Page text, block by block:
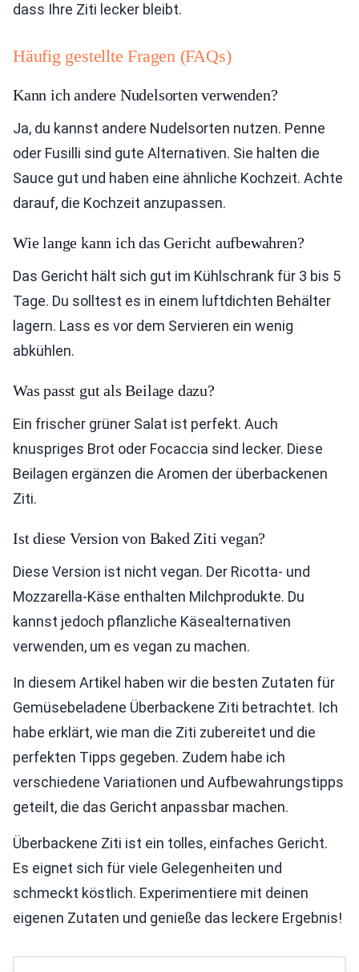
dass Ihre Ziti lecker bleibt.
Häufig gestellte Fragen (FAQs)
Kann ich andere Nudelsorten verwenden?
Ja, du kannst andere Nudelsorten nutzen. Penne
oder Fusilli sind gute Alternativen. Sie halten die
Sauce gut und haben eine ähnliche Kochzeit. Achte
darauf, die Kochzeit anzupassen.
Wie lange kann ich das Gericht aufbewahren?
Das Gericht hält sich gut im Kühlschrank für 3 bis 5
Tage. Du solltest es in einem luftdichten Behälter
lagern. Lass es vor dem Servieren ein wenig
abkühlen.
Was passt gut als Beilage dazu?
Ein frischer grüner Salat ist perfekt. Auch
knuspriges Brot oder Focaccia sind lecker. Diese
Beilagen ergänzen die Aromen der überbackenen
Ziti.
Ist diese Version von Baked Ziti vegan?
Diese Version ist nicht vegan. Der Ricotta- und
Mozzarella-Käse enthalten Milchprodukte. Du
kannst jedoch pflanzliche Käsealternativen
verwenden, um es vegan zu machen.
In diesem Artikel haben wir die besten Zutaten für
Gemüsebeladene Überbackene Ziti betrachtet. Ich
habe erklärt, wie man die Ziti zubereitet und die
perfekten Tipps gegeben. Zudem habe ich
verschiedene Variationen und Aufbewahrungstipps
geteilt, die das Gericht anpassbar machen.
Überbackene Ziti ist ein tolles, einfaches Gericht.
Es eignet sich für viele Gelegenheiten und
schmeckt köstlich. Experimentiere mit deinen
eigenen Zutaten und genieße das leckere Ergebnis!